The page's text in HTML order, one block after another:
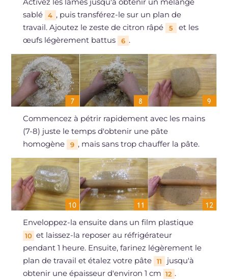
Activez les lames jusqu'à obtenir un mélange
sablé
4 , puis transférez-le sur un plan de
travail. Ajoutez le zeste de citron râpé
5
et les
œufs légèrement battus
6 .
Commencez à pétrir rapidement avec les mains
(7-8) juste le temps d'obtenir une pâte
homogène
9 , mais sans trop chauffer la pâte.
Enveloppez-la ensuite dans un film plastique
10 et laissez-la reposer au réfrigérateur
pendant 1 heure. Ensuite, farinez légèrement le
plan de travail et étalez votre pâte
11
jusqu'à
obtenir une épaisseur d'environ 1 cm 12 .